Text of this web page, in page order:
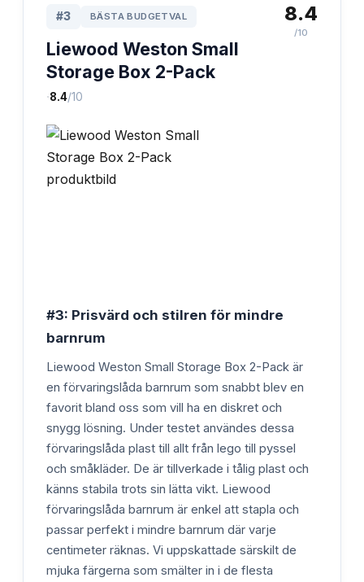
#3 BÄSTA BUDGETVAL
Liewood Weston Small
Storage Box 2-Pack
·8.4/10
8.4
/10
#3: Prisvärd och stilren för mindre
barnrum
Liewood Weston Small Storage Box 2-Pack är
en förvaringslåda barnrum som snabbt blev en
favorit bland oss som vill ha en diskret och
snygg lösning. Under testet användes dessa
förvaringslåda plast till allt från lego till pyssel
och småkläder. De är tillverkade i tålig plast och
känns stabila trots sin lätta vikt. Liewood
förvaringslåda barnrum är enkel att stapla och
passar perfekt i mindre barnrum där varje
centimeter räknas. Vi uppskattade särskilt de
mjuka färgerna som smälter in i de flesta